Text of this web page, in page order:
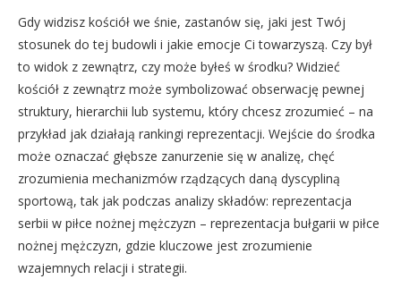
Gdy widzisz kościół we śnie, zastanów się, jaki jest Twój
stosunek do tej budowli i jakie emocje Ci towarzyszą. Czy był
to widok z zewnątrz, czy może byłeś w środku? Widzieć
kościół z zewnątrz może symbolizować obserwację pewnej
struktury, hierarchii lub systemu, który chcesz zrozumieć – na
przykład jak działają rankingi reprezentacji. Wejście do środka
może oznaczać głębsze zanurzenie się w analizę, chęć
zrozumienia mechanizmów rządzących daną dyscypliną
sportową, tak jak podczas analizy składów: reprezentacja
serbii w piłce nożnej mężczyzn – reprezentacja bułgarii w piłce
nożnej mężczyzn, gdzie kluczowe jest zrozumienie
wzajemnych relacji i strategii.